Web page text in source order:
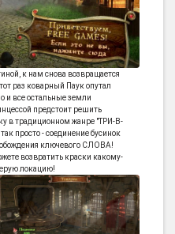
к нам снова возвращается
раз коварный Паук опутал
и все остальные земли
предстоит решить
в традиционном жанре "ТРИ-В-
просто - соединение бусинок
ключевого СЛОВА!
возвратить краски какому-
локацию!